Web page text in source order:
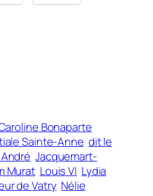
Bonaparte
Sainte-Anne dit le
Jacquemart-
Murat Louis VI Lydia
de Vatry Nélie